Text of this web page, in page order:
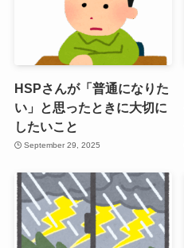
HSPさんが「普通になりた
い」と思ったときに大切に
したいこと
September 29, 2025